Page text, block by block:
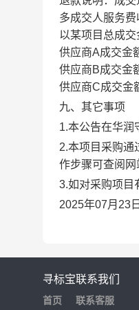
多成交人服务费
以某项目总成
供应商A成交金
供应商B成交金
供应商C成交金
九、其它事项
1.本公告在华润
2.本项目采购通
作步骤可查阅网
3.如对采购项目
2025年07月23日
寻标宝
首页
联系我们
联系客服